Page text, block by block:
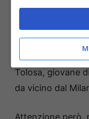
dal Cagliari per
terza opzione
tratta di
Tolosa, giovane
da vicino dal